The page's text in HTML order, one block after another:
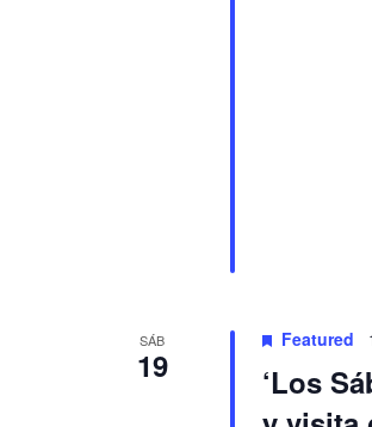
SÁB
19
Featured
‘Los